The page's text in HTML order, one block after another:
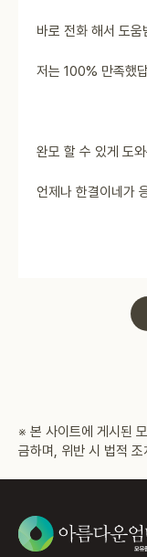
바로 전화 해서 도
저는 100% 만족했
완모 할 수 있게 도
언제나 한결이네가
※ 본 사이트에 게시된
금하며, 위반 시 법적